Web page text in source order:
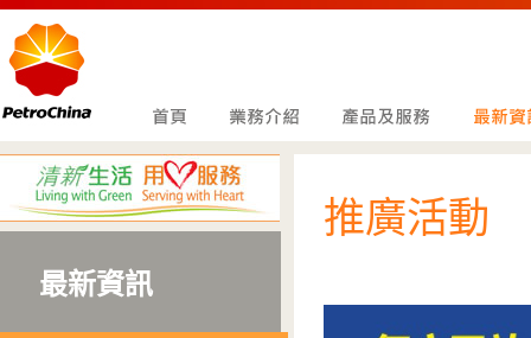
最新資訊
推廣活動